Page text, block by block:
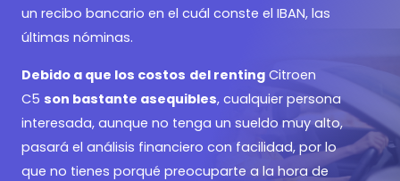
un recibo bancario en el cuál conste el IBAN, las
últimas nóminas.
Debido a que los costos del renting Citroen
C5 son bastante asequibles, cualquier persona
interesada, aunque no tenga un sueldo muy alto,
pasará el análisis financiero con facilidad, por lo
que no tienes porqué preocuparte a la hora de